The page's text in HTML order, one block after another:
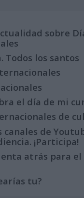
sobre
Todos los santos
el día de mi
de
canales de
¡Participa!
atrás para
tu?